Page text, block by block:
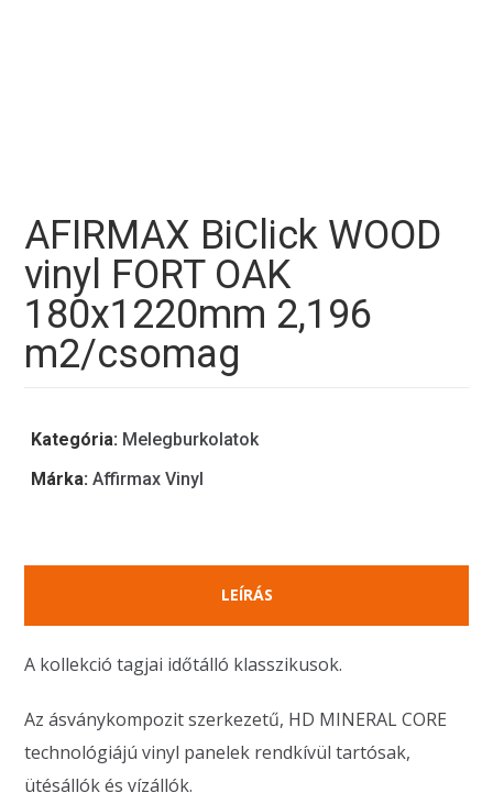
AFIRMAX BiClick WOOD
vinyl FORT OAK
180x1220mm 2,196
m2/csomag
Kategória: Melegburkolatok
Márka:Affirmax Vinyl
LEÍRÁS
A kollekció tagjai időtálló klasszikusok.
Az ásványkompozit szerkezetű, HD MINERAL CORE
technológiájú vinyl panelek rendkívül tartósak,
ütésállók és vízállók.